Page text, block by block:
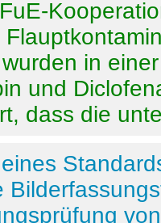
in
und
dass die